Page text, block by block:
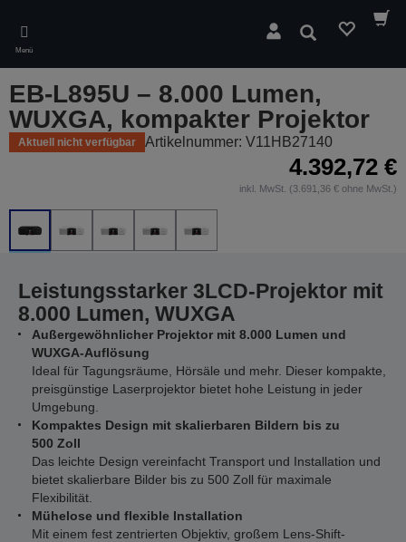
main
content
Menü
Suchen
EB-L895U – 8.000 Lumen,
WUXGA, kompakter Projektor
Aktuell nicht verfügbar Artikelnummer: V11HB27140
4.392,72 €
inkl. MwSt. (3.691,36 € ohne MwSt.)
Leistungsstarker 3LCD-Projektor mit
8.000 Lumen, WUXGA
Außergewöhnlicher Projektor mit 8.000 Lumen und
WUXGA-Auflösung
Ideal für Tagungsräume, Hörsäle und mehr. Dieser kompakte,
preisgünstige Laserprojektor bietet hohe Leistung in jeder
Umgebung.
Kompaktes Design mit skalierbaren Bildern bis zu
500 Zoll
Das leichte Design vereinfacht Transport und Installation und
bietet skalierbare Bilder bis zu 500 Zoll für maximale
Flexibilität.
Mühelose und flexible Installation
Mit einem fest zentrierten Objektiv, großem Lens-Shift-